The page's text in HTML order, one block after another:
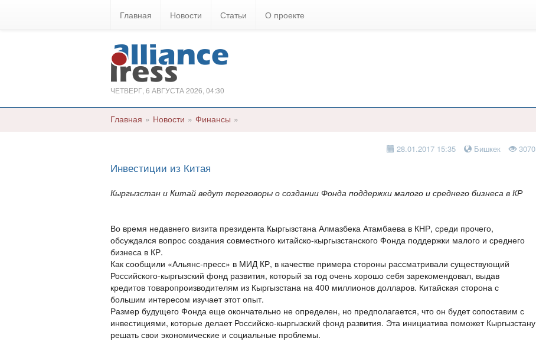
Главная Новости Статьи О проекте
ЧЕТВЕРГ, 6 АВГУСТА 2026, 04:30
Главная » Новости » Финансы »
28.01.2017 15:35 Бишкек 3070
Инвестиции из Китая
Кыргызстан и Китай ведут переговоры о создании Фонда поддержки малого и среднего бизнеса в КР
Во время недавнего визита президента Кыргызстана Алмазбека Атамбаева в КНР, среди прочего,
обсуждался вопрос создания совместного китайско-кыргызстанского Фонда поддержки малого и среднего
бизнеса в КР.
Как сообщили «Альянс-пресс» в МИД КР, в качестве примера стороны рассматривали существующий
Российского-кыргызский фонд развития, который за год очень хорошо себя зарекомендовал, выдав
кредитов товаропроизводителям из Кыргызстана на 400 миллионов долларов. Китайская сторона с
большим интересом изучает этот опыт.
Размер будущего Фонда еще окончательно не определен, но предполагается, что он будет сопоставим с
инвестициями, которые делает Российско-кыргызский фонд развития. Эта инициатива поможет Кыргызстану
решать свои экономические и социальные проблемы.